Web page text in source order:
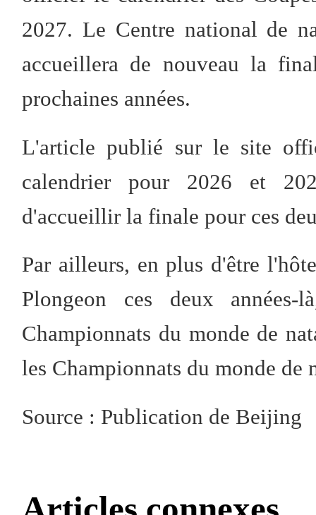
2027. Le Centre national de
accueillera de nouveau la
prochaines années.
L'article publié sur le site
calendrier pour 2026 et
d'accueillir la finale pour ces
Par ailleurs, en plus d'être
Plongeon ces deux
Championnats du monde de
les Championnats du monde de
Source : Publication de Beijing